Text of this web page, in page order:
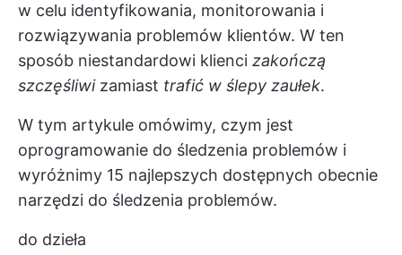
w celu identyfikowania, monitorowania i
rozwiązywania problemów klientów. W ten
sposób niestandardowi klienci zakończą
szczęśliwizamiast trafić w ślepy zaułek.
W tym artykule omówimy, czym jest
oprogramowanie do śledzenia problemów i
wyróżnimy 15 najlepszych dostępnych obecnie
narzędzi do śledzenia problemów.
do dzieła